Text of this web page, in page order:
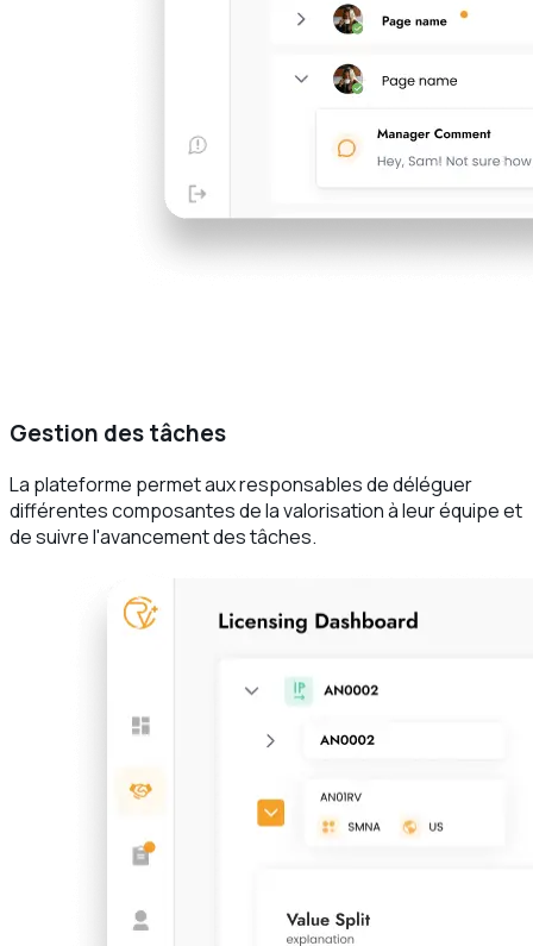
Gestion des tâches
La plateforme permet aux responsables de déléguer
différentes composantes de la valorisation à leur équipe et
de suivre l'avancement des tâches.